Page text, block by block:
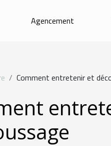
Agencement
Comment entretenir et